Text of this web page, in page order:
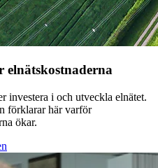
elnätskostnaderna
investera i och utveckla elnätet.
förklarar här varför
ökar.